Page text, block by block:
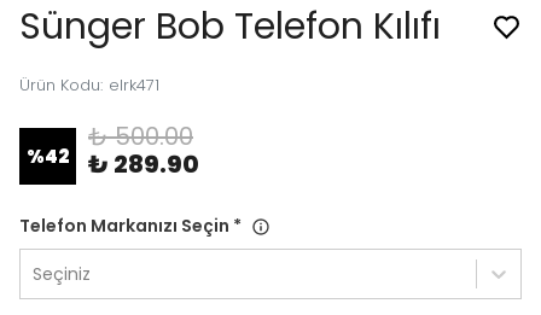
Sünger Bob Telefon Kılıfı
Ürün Kodu: elrk471
%42
₺ 500.00
₺ 289.90
Telefon Markanızı Seçin *
Seçiniz